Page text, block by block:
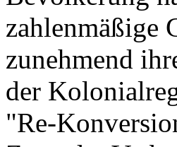
zahlenmäßige
zunehmend
der
"Re-